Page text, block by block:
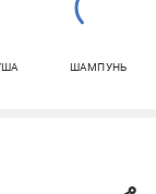
ШАМПУНЬ